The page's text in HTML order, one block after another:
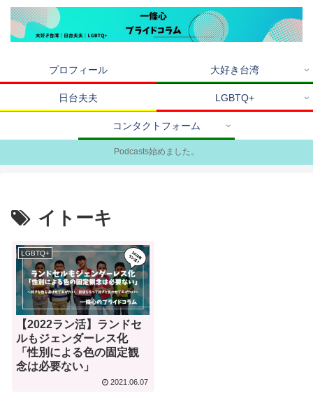
プロフィール 大好き台湾
日台夫夫 LGBTQ+
コンタクトフォーム
Podcasts始めました。
イトーキ
LGBTQ+
【2022ラン活】ランドセ
ルもジェンダーレス化
「性別による色の固定観
念は必要ない」
2021.06.07